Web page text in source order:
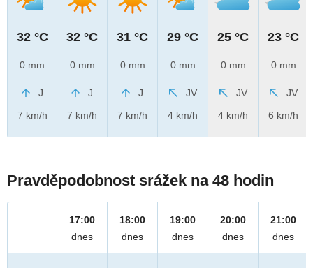
32 °C
0 mm
J
7 km/h
32 °C
0 mm
J
7 km/h
31 °C
0 mm
J
7 km/h
29 °C
0 mm
JV
4 km/h
25 °C
0 mm
JV
4 km/h
23 °C
0 mm
JV
6 km/h
Pravděpodobnost srážek na 48 hodin
17:00
dnes
18:00
dnes
19:00
dnes
20:00
dnes
21:00
dnes